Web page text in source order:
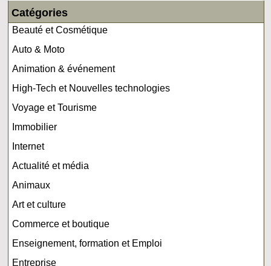
Catégories
Beauté et Cosmétique
Auto & Moto
Animation & événement
High-Tech et Nouvelles technologies
Voyage et Tourisme
Immobilier
Internet
Actualité et média
Animaux
Art et culture
Commerce et boutique
Enseignement, formation et Emploi
Entreprise